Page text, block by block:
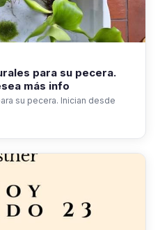
para su pecera.
más info
su pecera. Inician desde